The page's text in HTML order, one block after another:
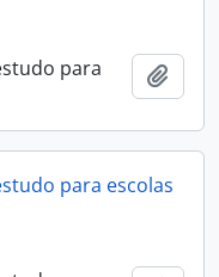
para
para escolas